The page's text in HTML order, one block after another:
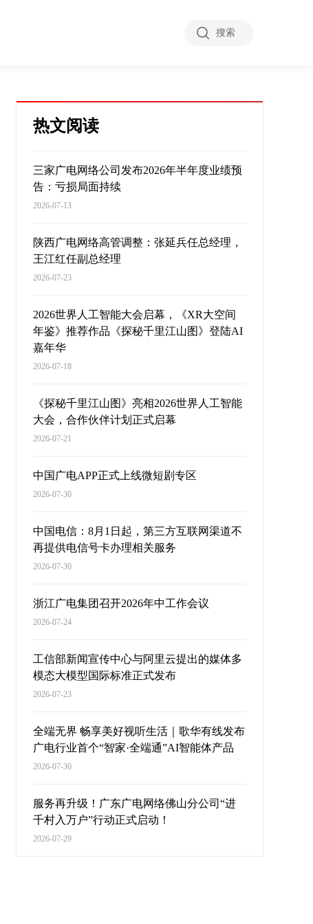
搜索
热文阅读
三家广电网络公司发布2026年半年度业绩预
告：亏损局面持续
2026-07-13
陕西广电网络高管调整：张延兵任总经理，
王江红任副总经理
2026-07-23
2026世界人工智能大会启幕，《XR大空间
年鉴》推荐作品《探秘千里江山图》登陆AI
嘉年华
2026-07-18
《探秘千里江山图》亮相2026世界人工智能
大会，合作伙伴计划正式启幕
2026-07-21
中国广电APP正式上线微短剧专区
2026-07-30
中国电信：8月1日起，第三方互联网渠道不
再提供电信号卡办理相关服务
2026-07-30
浙江广电集团召开2026年中工作会议
2026-07-24
工信部新闻宣传中心与阿里云提出的媒体多
模态大模型国际标准正式发布
2026-07-23
全端无界 畅享美好视听生活｜歌华有线发布
广电行业首个“智家·全端通”AI智能体产品
2026-07-30
服务再升级！广东广电网络佛山分公司“进
千村入万户”行动正式启动！
2026-07-29